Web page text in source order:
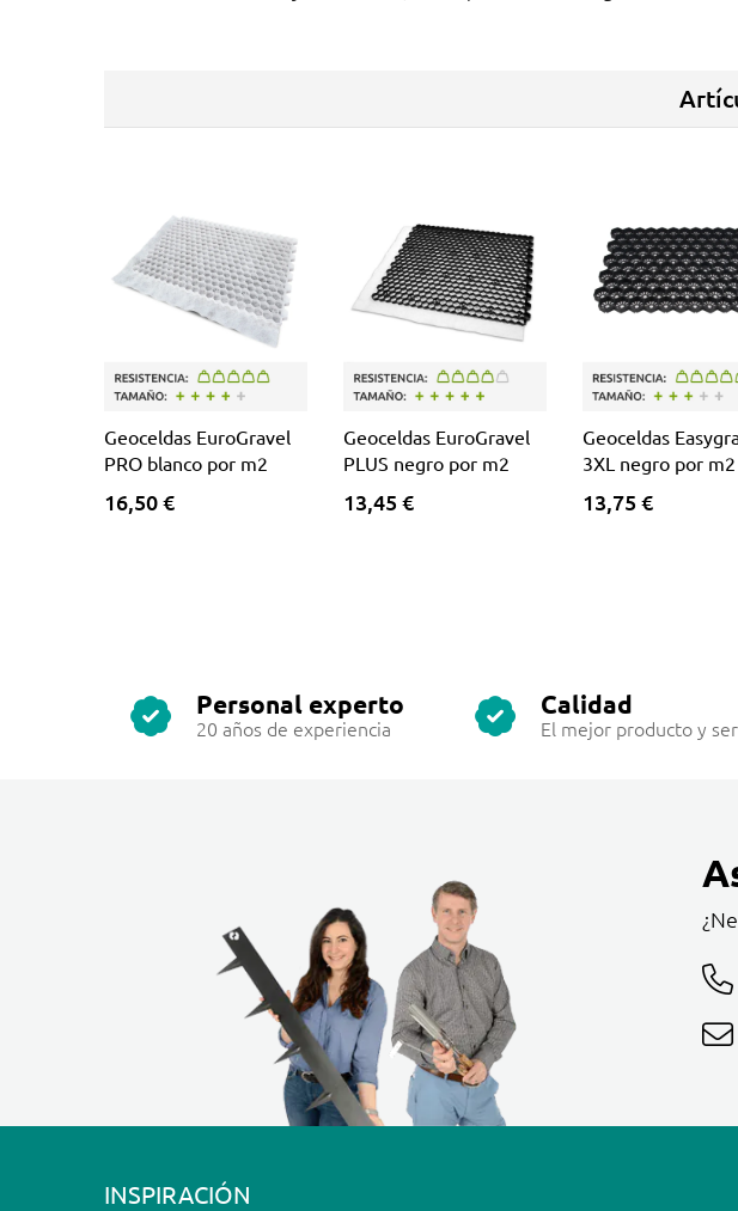
Geoceldas EuroGravel
PRO blanco por m2
16,50 €
Geoceldas EuroGravel
PLUS negro por m2
13,45 €
Geoceldas
3XL negro por m2
13,75 €
Personal experto
20 años de experiencia
Calidad
El mejor producto y
INSPIRACIÓN